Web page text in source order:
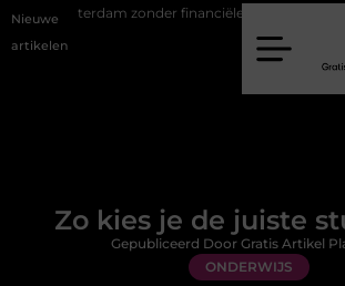
Nieuwe
artikelen
zonder financiële verrassingen
Zo kies je de juiste
ONDERWIJS
Gepubliceerd Door Gratis Artikel